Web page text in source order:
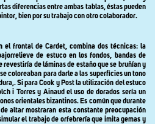
diferencias entre ambas tablas, éstas pueden
bien por su trabajo con otro colaborador.
el frontal de Cardet, combina dos técnicas: la
de estuco en los fondos, bandas de
revestiría de láminas de estaño que se bruñían y
coloreaban para darle a las superficies un tono
Si para Cook y Post la utilización del estuco
i Torres y Ainaud el uso de dorados sería un
orientales bizantinos. Es común que durante
altar mostraran esta constante preocupación
el trabajo de orfebrería que imita gemas y